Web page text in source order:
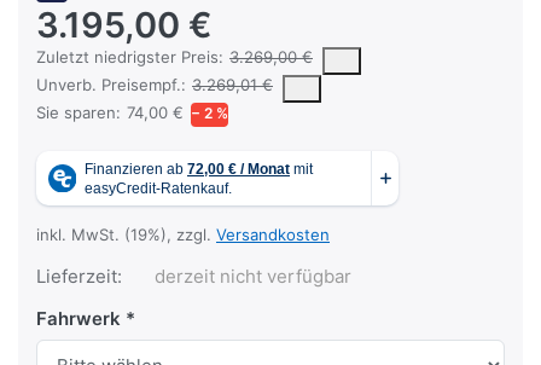
3.195,00 €
Zuletzt niedrigster Preis: 3.269,00 €
Es handelt sich um den niedrigsten Preis des Produktes in den
Unverb. Preisempf.: 3.269,01 €
Die UVP ist der vorgeschlagene oder empfohlene Verkaufspreis
Sie sparen: 74,00 € − 2 %
inkl. MwSt. (19%), zzgl. Versandkosten
Lieferzeit:
derzeit nicht verfügbar
Fahrwerk